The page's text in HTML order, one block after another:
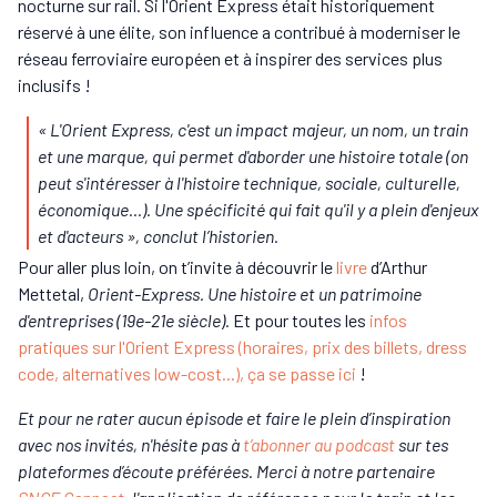
nocturne sur rail. Si l'Orient Express était historiquement
réservé à une élite, son influence a contribué à moderniser le
réseau ferroviaire européen et à inspirer des services plus
inclusifs !
« L'Orient Express, c'est un impact majeur, un nom, un train
et une marque, qui permet d'aborder une histoire totale (on
peut s'intéresser à l'histoire technique, sociale, culturelle,
économique...). Une spécificité qui fait qu'il y a plein d'enjeux
et d'acteurs », conclut l’historien.
Pour aller plus loin, on t’invite à découvrir lelivred’Arthur
Mettetal, Orient-Express. Une histoire et un patrimoine
d'entreprises (19e-21e siècle). Et pour toutes les infos
pratiques sur l'Orient Express (horaires, prix des billets, dress
code, alternatives low-cost...), ça se passe ici !
Et pour ne rater aucun épisode et faire le plein d’inspiration
avec nos invités, n'hésite pas à t’abonner au podcast sur tes
plateformes d’écoute préférées. Merci à notre partenaire